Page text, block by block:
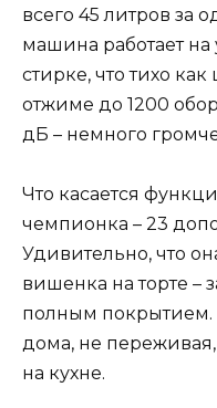
всего 45 литров за
машина работает
стирке, что тихо
отжиме до 1200
дБ – немного
Что касается
чемпионка – 23
Удивительно, что
вишенка на торте –
полным покрытием.
дома, не переживая,
на кухне.